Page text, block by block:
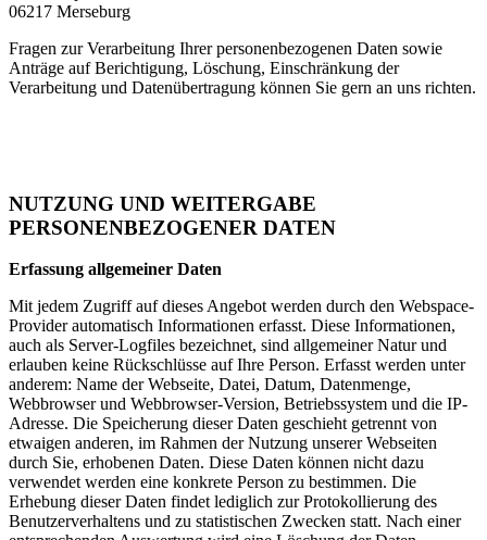
06217 Merseburg
Fragen zur Verarbeitung Ihrer personenbezogenen Daten sowie
Anträge auf Berichtigung, Löschung, Einschränkung der
Verarbeitung und Datenübertragung können Sie gern an uns richten.
NUTZUNG UND WEITERGABE
PERSONENBEZOGENER DATEN
Erfassung allgemeiner Daten
Mit jedem Zugriff auf dieses Angebot werden durch den Webspace-
Provider automatisch Informationen erfasst. Diese Informationen,
auch als Server-Logfiles bezeichnet, sind allgemeiner Natur und
erlauben keine Rückschlüsse auf Ihre Person. Erfasst werden unter
anderem: Name der Webseite, Datei, Datum, Datenmenge,
Webbrowser und Webbrowser-Version, Betriebssystem und die IP-
Adresse. Die Speicherung dieser Daten geschieht getrennt von
etwaigen anderen, im Rahmen der Nutzung unserer Webseiten
durch Sie, erhobenen Daten. Diese Daten können nicht dazu
verwendet werden eine konkrete Person zu bestimmen. Die
Erhebung dieser Daten findet lediglich zur Protokollierung des
Benutzerverhaltens und zu statistischen Zwecken statt. Nach einer